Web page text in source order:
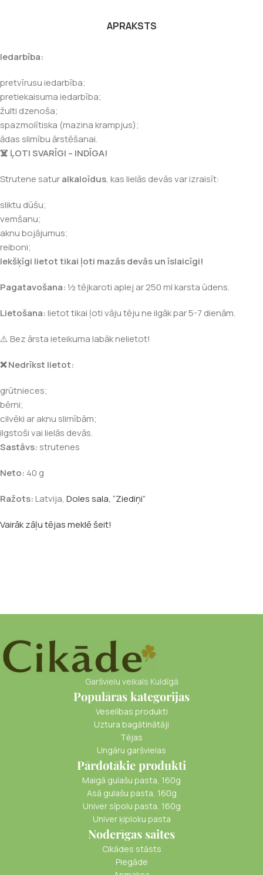
APRAKSTS
Iedarbība:
pretvīrusu iedarbība;
pretiekaisuma iedarbība;
žulti dzenoša;
spazmolītiska (mazina krampjus);
ādas slimību ārstēšanai.
☠️ ĻOTI SVARĪGI – INDĪGA!
Strutene saturalkaloīdus, kas lielās devās var izraisīt:
sliktu dūšu;
vemšanu;
aknu bojājumus;
reiboni;
Iekšķīgi lietot tikai ļoti mazās devās un īslaicīgi!
Pagatavošana:½ tējkaroti aplej ar 250 ml karsta ūdens.
Lietošana:lietot tikai ļoti vāju tēju ne ilgāk par 5-7 dienām.
⚠️ Bez ārsta ieteikuma labāk nelietot!
❌ Nedrīkst lietot:
grūtnieces;
bērni;
cilvēki ar aknu slimībām;
ilgstoši vai lielās devās.
Sastāvs: strutenes
Neto: 40 g
Ražots:Latvija, Doles sala, “Ziediņi”
Vairāk zāļu tējas meklē šeit!
Garšvielu veikals Kuldīgā
Populāras kategorijas
Veselības produkti
Uztura bagātinātāji
Tējas
Ungāru garšvielas
Pārdotākie produkti
Maigā gulašu pasta, 160g
Asā gulašu pasta, 160g
Univer sīpolu pasta, 160g
Univer ķiploku pasta
Noderīgas saites
Cikādes stāsts
Piegāde